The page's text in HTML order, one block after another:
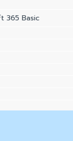
365 Basic